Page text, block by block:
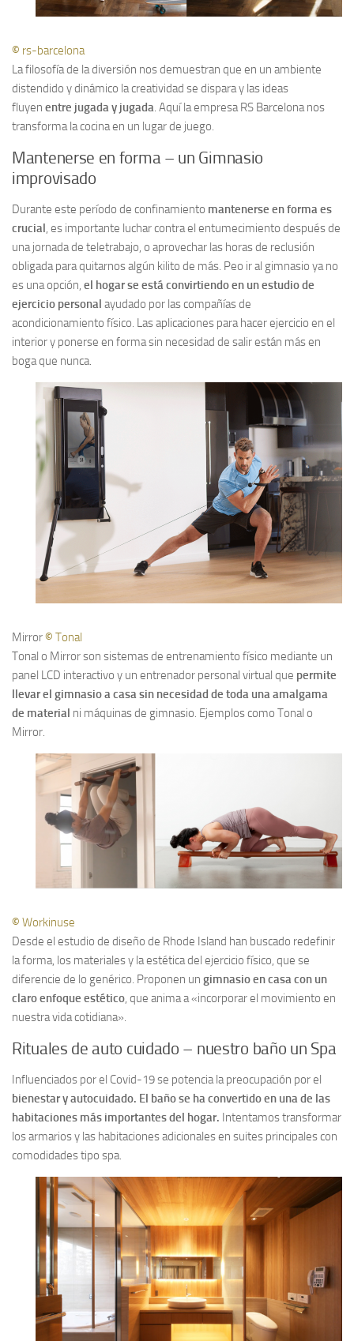
© rs-barcelona
La filosofía de la diversión nos demuestran que en un ambiente
distendido y dinámico la creatividad se dispara y las ideas
fluyen entre jugada y jugada. Aquí la empresa RS Barcelona nos
transforma la cocina en un lugar de juego.
Mantenerse en forma – un Gimnasio
improvisado
Durante este período de confinamiento mantenerse en forma es
crucial, es importante luchar contra el entumecimiento después de
una jornada de teletrabajo, o aprovechar las horas de reclusión
obligada para quitarnos algún kilito de más. Peo ir al gimnasio ya no
es una opción, el hogar se está convirtiendo en un estudio de
ejercicio personal ayudado por las compañías de
acondicionamiento físico. Las aplicaciones para hacer ejercicio en el
interior y ponerse en forma sin necesidad de salir están más en
boga que nunca.
Mirror© Tonal
Tonal o Mirror son sistemas de entrenamiento físico mediante un
panel LCD interactivo y un entrenador personal virtual que permite
llevar el gimnasio a casa sin necesidad de toda una amalgama
de material ni máquinas de gimnasio. Ejemplos como Tonal o
Mirror.
© Workinuse
Desde el estudio de diseño de Rhode Island han buscado redefinir
la forma, los materiales y la estética del ejercicio físico, que se
diferencie de lo genérico. Proponen un gimnasio en casa con un
claro enfoque estético, que anima a «incorporar el movimiento en
nuestra vida cotidiana».
Rituales de auto cuidado – nuestro baño un Spa
Influenciados por el Covid-19 se potencia la preocupación por el
bienestar y autocuidado. El baño se ha convertido en una de las
habitaciones más importantes del hogar. Intentamos transformar
los armarios y las habitaciones adicionales en suites principales con
comodidades tipo spa.